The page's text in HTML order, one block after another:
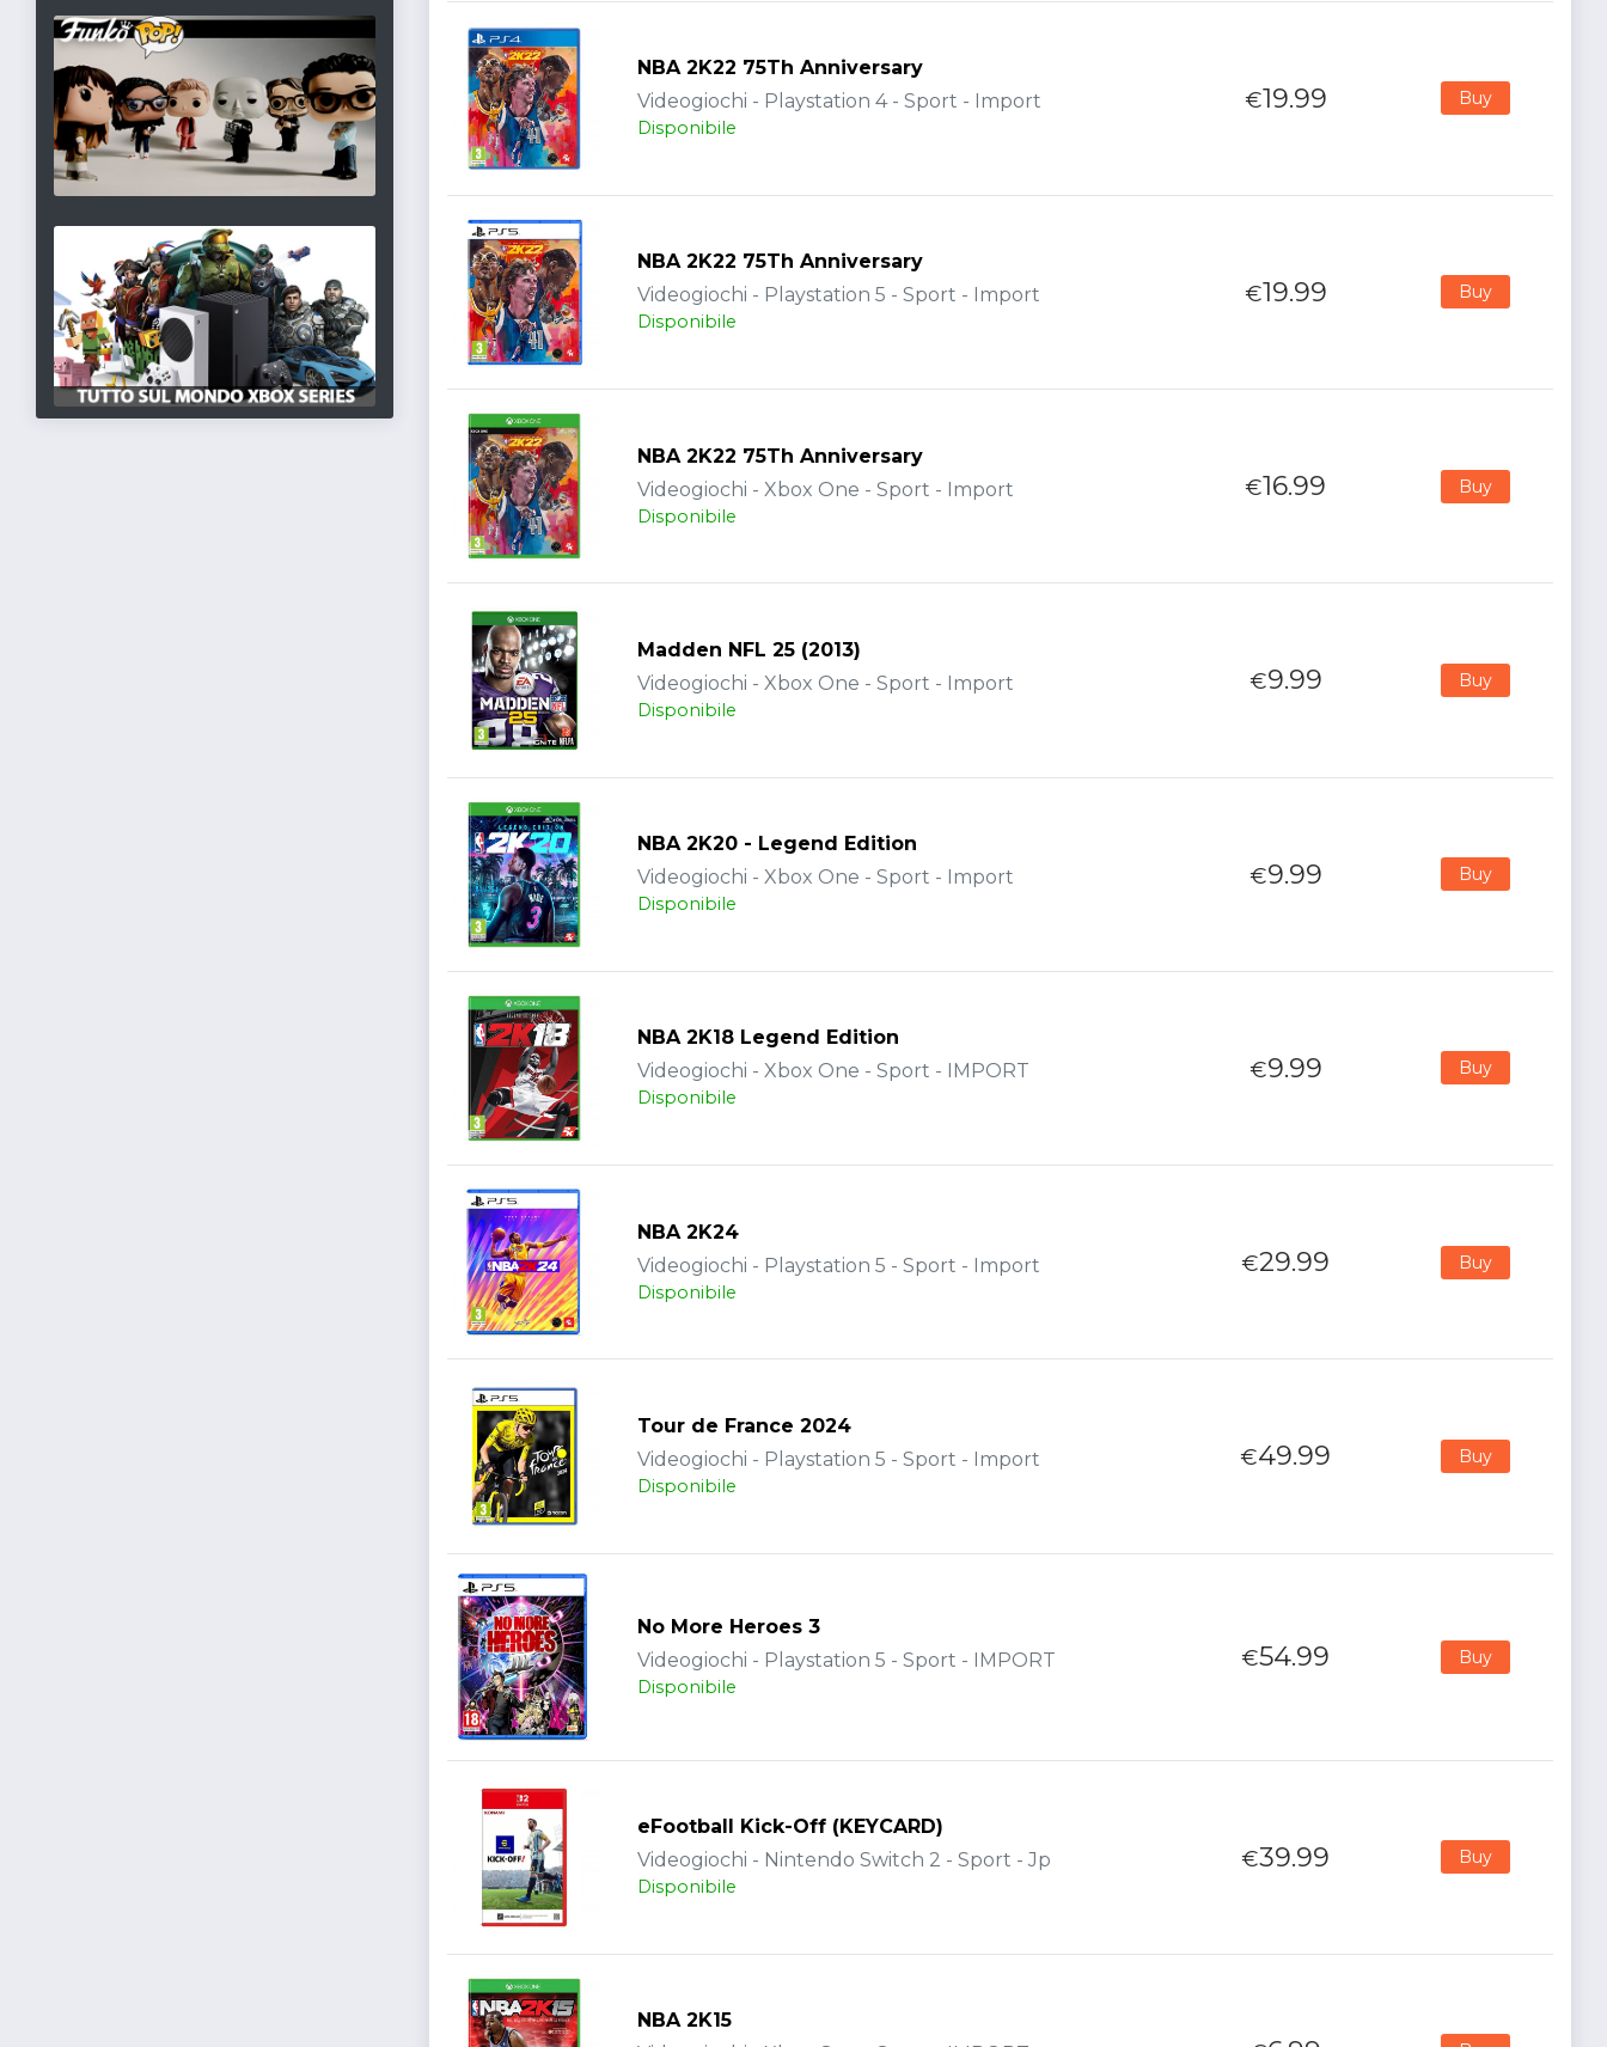
NBA 2K22 75Th Anniversary
Videogiochi - Playstation 4 - Sport - Import
Disponibile
€19.99 Buy
NBA 2K22 75Th Anniversary
Videogiochi - Playstation 5 - Sport - Import
Disponibile
€19.99 Buy
NBA 2K22 75Th Anniversary
Videogiochi - Xbox One - Sport - Import
Disponibile
€16.99 Buy
Madden NFL 25 (2013)
Videogiochi - Xbox One - Sport - Import
Disponibile
€9.99 Buy
NBA 2K20 - Legend Edition
Videogiochi - Xbox One - Sport - Import
Disponibile
€9.99 Buy
NBA 2K18 Legend Edition
Videogiochi - Xbox One - Sport - IMPORT
Disponibile
€9.99 Buy
NBA 2K24
Videogiochi - Playstation 5 - Sport - Import
Disponibile
€29.99 Buy
Tour de France 2024
Videogiochi - Playstation 5 - Sport - Import
Disponibile
€49.99 Buy
No More Heroes 3
Videogiochi - Playstation 5 - Sport - IMPORT
Disponibile
€54.99 Buy
eFootball Kick-Off (KEYCARD)
Videogiochi - Nintendo Switch 2 - Sport - Jp
Disponibile
€39.99 Buy
NBA 2K15